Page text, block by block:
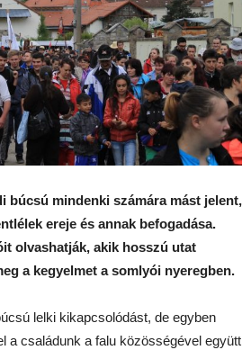
búcsú mindenki számára mást jelent,
ereje és annak befogadása.
olvashatják, akik hosszú utat
a kegyelmet a somlyói nyeregben.
lelki kikapcsolódást, de egyben
a családunk a falu közösségével együtt